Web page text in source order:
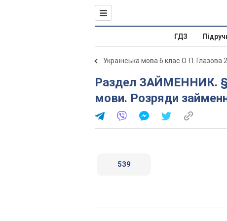
ГДЗ
Українська мова 6 клас О. П. Глазова
Раздел ЗАЙМЕННИК. § 37. Займенник як частина
мови. Розряди
539